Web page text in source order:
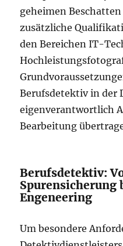
geheimen
zusätzliche
den Bereichen IT-
Berufsdetektiv in der
eigenverantwortlich
Bearbeitung
Berufsdetektiv:
Spurensicherung
Engeneering
Um besondere